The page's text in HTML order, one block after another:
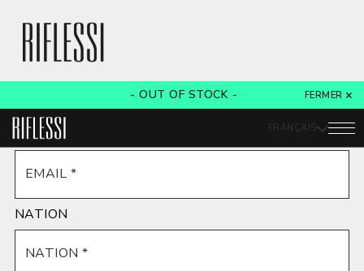
- OUT OF STOCK - FERMER
FRANÇAIS
E-MAIL
NATION